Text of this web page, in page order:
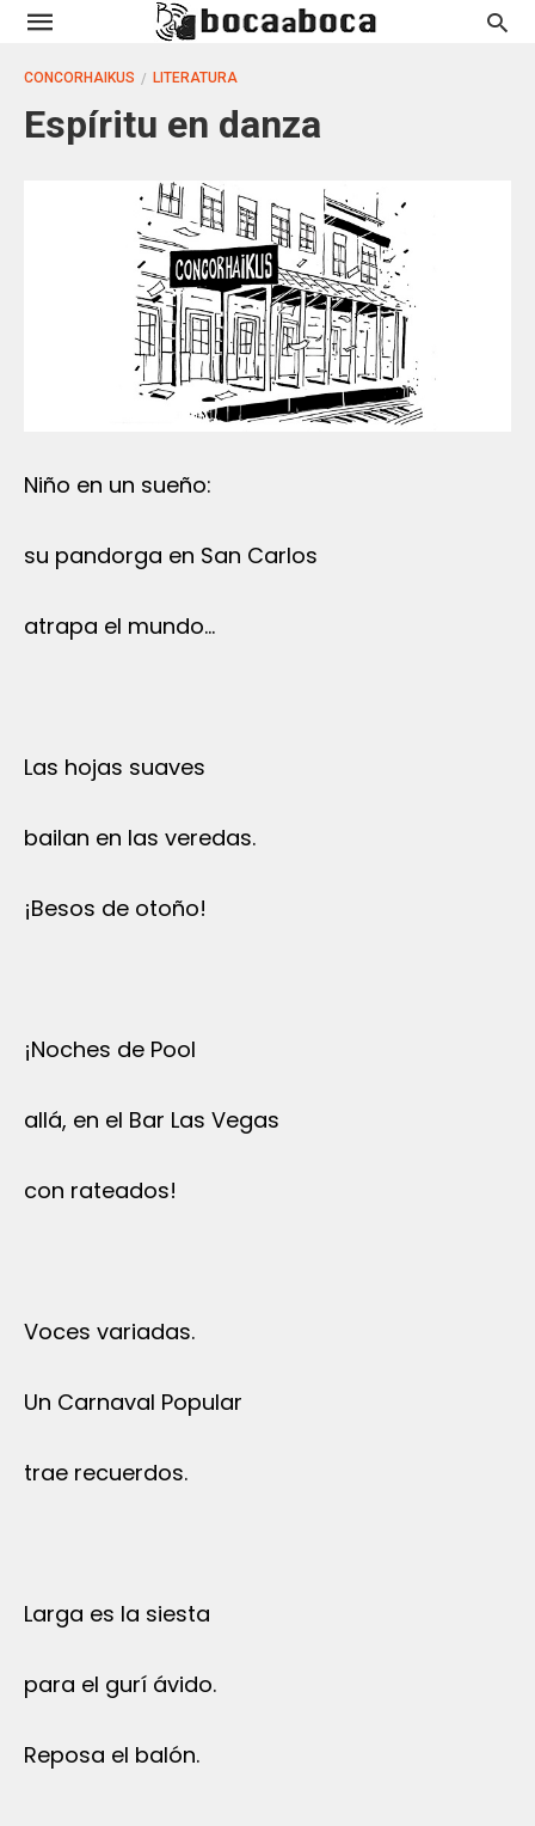
CONCORHAIKUS LITERATURA
Espíritu en danza
Niño en un sueño:
su pandorga en San Carlos
atrapa el mundo…
Las hojas suaves
bailan en las veredas.
¡Besos de otoño!
¡Noches de Pool
allá, en el Bar Las Vegas
con rateados!
Voces variadas.
Un Carnaval Popular
trae recuerdos.
Larga es la siesta
para el gurí ávido.
Reposa el balón.